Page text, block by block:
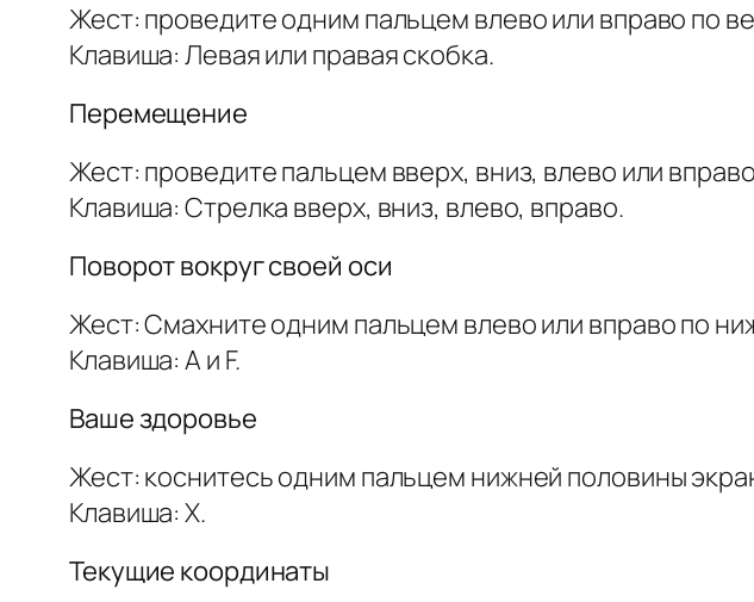
Жест: проведите одним пальцем влево или вправо по
Клавиша: Левая или правая скобка.
Перемещение
Жест: проведите пальцем вверх, вниз, влево или
Клавиша: Стрелка вверх, вниз, влево, вправо.
Поворот вокруг своей оси
Жест: Смахните одним пальцем влево или вправо по
Клавиша: A и F.
Ваше здоровье
Жест: коснитесь одним пальцем нижней половины
Клавиша: X.
Текущие координаты